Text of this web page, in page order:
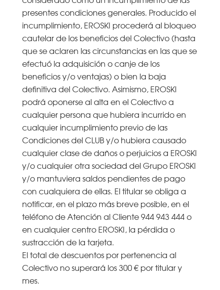
presentes condiciones generales. Producido el
incumplimiento, EROSKI procederá al bloqueo
cautelar de los beneficios del Colectivo (hasta
que se aclaren las circunstancias en las que se
efectuó la adquisición o canje de los
beneficios y/o ventajas) o bien la baja
definitiva del Colectivo. Asimismo, EROSKI
podrá oponerse al alta en el Colectivo a
cualquier persona que hubiera incurrido en
cualquier incumplimiento previo de las
Condiciones del CLUB y/o hubiera causado
cualquier clase de daños o perjuicios a EROSKI
y/o cualquier otra sociedad del Grupo EROSKI
y/o mantuviera saldos pendientes de pago
con cualquiera de ellas. El titular se obliga a
notificar, en el plazo más breve posible, en el
teléfono de Atención al Cliente 944 943 444 o
en cualquier centro EROSKI, la pérdida o
sustracción de la tarjeta.
El total de descuentos por pertenencia al
Colectivo no superará los 300 € por titular y
mes.